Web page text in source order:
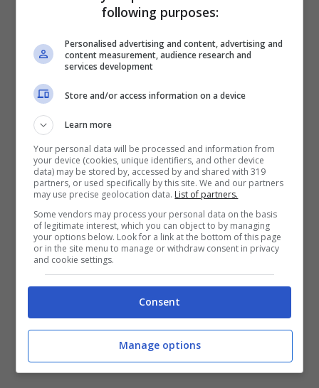
gruppo di sante donne, sipresenta al
prefetto Amiso
, da loro denunciato per
crudeltà, e tutte insiemesi proclamano
cristiane
Per questo motivo vengono
flagellate, scarnificate e gettate in una
fornace ardente. Il martirio, secondo
quanto riportato negli antichi testi, avviene
ad Amide, in Asia Minore.
Quattro dei 7 nomi delle sante vengono
citati anche in un altro racconto, in cui si
parla divergini annegateper ordine di un
altro prefetto, Teotecno.
following purposes:
Personalised advertising and content, advertising and
content measurement, audience research and
services development
Store and/or access information on a device
Learn more
Your personal data will be processed and information from
your device (cookies, unique identifiers, and other device
data) may be stored by, accessed by and shared with 319
partners, or used specifically by this site. We and our partners
may use precise geolocation data. List of partners.
Some vendors may process your personal data on the basis
of legitimate interest, which you can object to by managing
your options below. Look for a link at the bottom of this page
or in the site menu to manage or withdraw consent in privacy
and cookie settings.
Consent
Manage options